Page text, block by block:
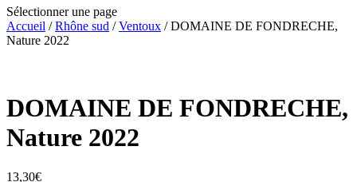
Sélectionner une page
Accueil /Rhône sud /Ventoux / DOMAINE DE FONDRECHE,
Nature 2022
DOMAINE DE FONDRECHE,
Nature 2022
13,30€